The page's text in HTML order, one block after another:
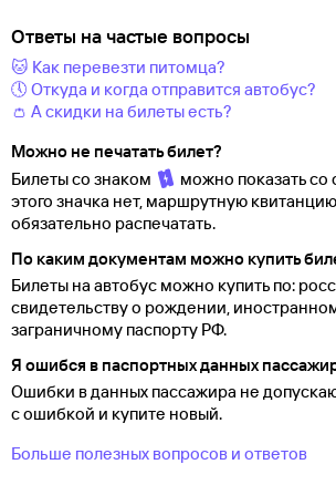
Ответы на частые вопросы
🐱 Как перевезти питомца?
🕔 Откуда и когда отправится автобус?
👛 А скидки на билеты есть?
Можно не печатать билет?
Билеты со знаком
можно показать со
этого значка нет, маршрутную
обязательно распечатать.
По каким документам можно купить
Билеты на автобус можно купить по:
свидетельству о рождении,
заграничному паспорту РФ.
Я ошибся в паспортных данных
Ошибки в данных пассажира не
с ошибкой и купите новый.
Больше полезных вопросов и ответов